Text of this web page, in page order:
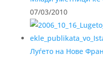
07/03/2010
Луѓето на Нове